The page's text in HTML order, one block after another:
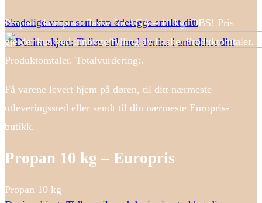
Skadelige vaner som kan ødelegge smilet ditt
Propan i komposittflaske fra AGA – 10 kg. OBS! Pris
gjelder kun ved innbytte/fylling av flaske. Produktomtaler.
Produktomtaler. Totalvurdering:.
Få varene levert hjem på døren, til ditt nærmeste
utleveringssted eller sendt til din nærmeste Europris-
butikk.
Propan 10 kg – Europris
Propan 10 kg